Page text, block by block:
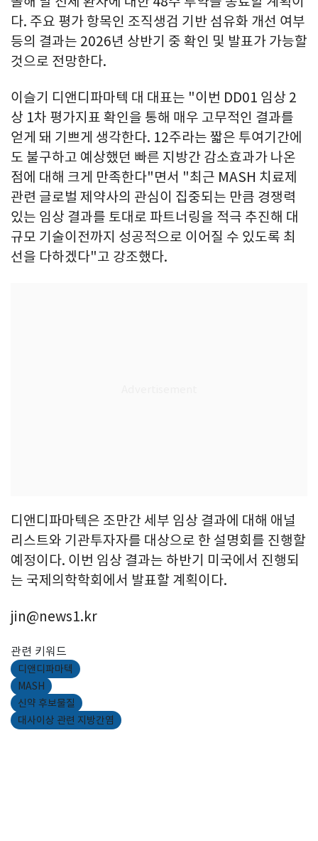
다. 주요 평가 항목인 조직생검 기반 섬유화 개선 여부
등의 결과는 2026년 상반기 중 확인 및 발표가 가능할
것으로 전망한다.
이슬기 디앤디파마텍 대 대표는 "이번 DD01 임상 2
상 1차 평가지표 확인을 통해 매우 고무적인 결과를
얻게 돼 기쁘게 생각한다. 12주라는 짧은 투여기간에
도 불구하고 예상했던 빠른 지방간 감소효과가 나온
점에 대해 크게 만족한다"면서 "최근 MASH 치료제
관련 글로벌 제약사의 관심이 집중되는 만큼 경쟁력
있는 임상 결과를 토대로 파트너링을 적극 추진해 대
규모 기술이전까지 성공적으로 이어질 수 있도록 최
선을 다하겠다"고 강조했다.
디앤디파마텍은 조만간 세부 임상 결과에 대해 애널
리스트와 기관투자자를 대상으로 한 설명회를 진행할
예정이다. 이번 임상 결과는 하반기 미국에서 진행되
는 국제의학학회에서 발표할 계획이다.
jin@news1.kr
관련 키워드
디앤디파마텍
MASH
신약 후보물질
대사이상 관련 지방간염